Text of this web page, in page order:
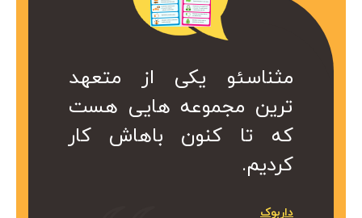
مثناسئو یک
برای ما
هست که
مثناسئو یکی از متعهد
ترین مجموعه هایی هست
که تا کنون باهاش کار
کردیم.
داربوک
مجموعه در
هست.
کمتر از یک
ارزشمند
کا سال ها
از خدمات
استفاده
از متعهد
هایی هست
باهاش کار